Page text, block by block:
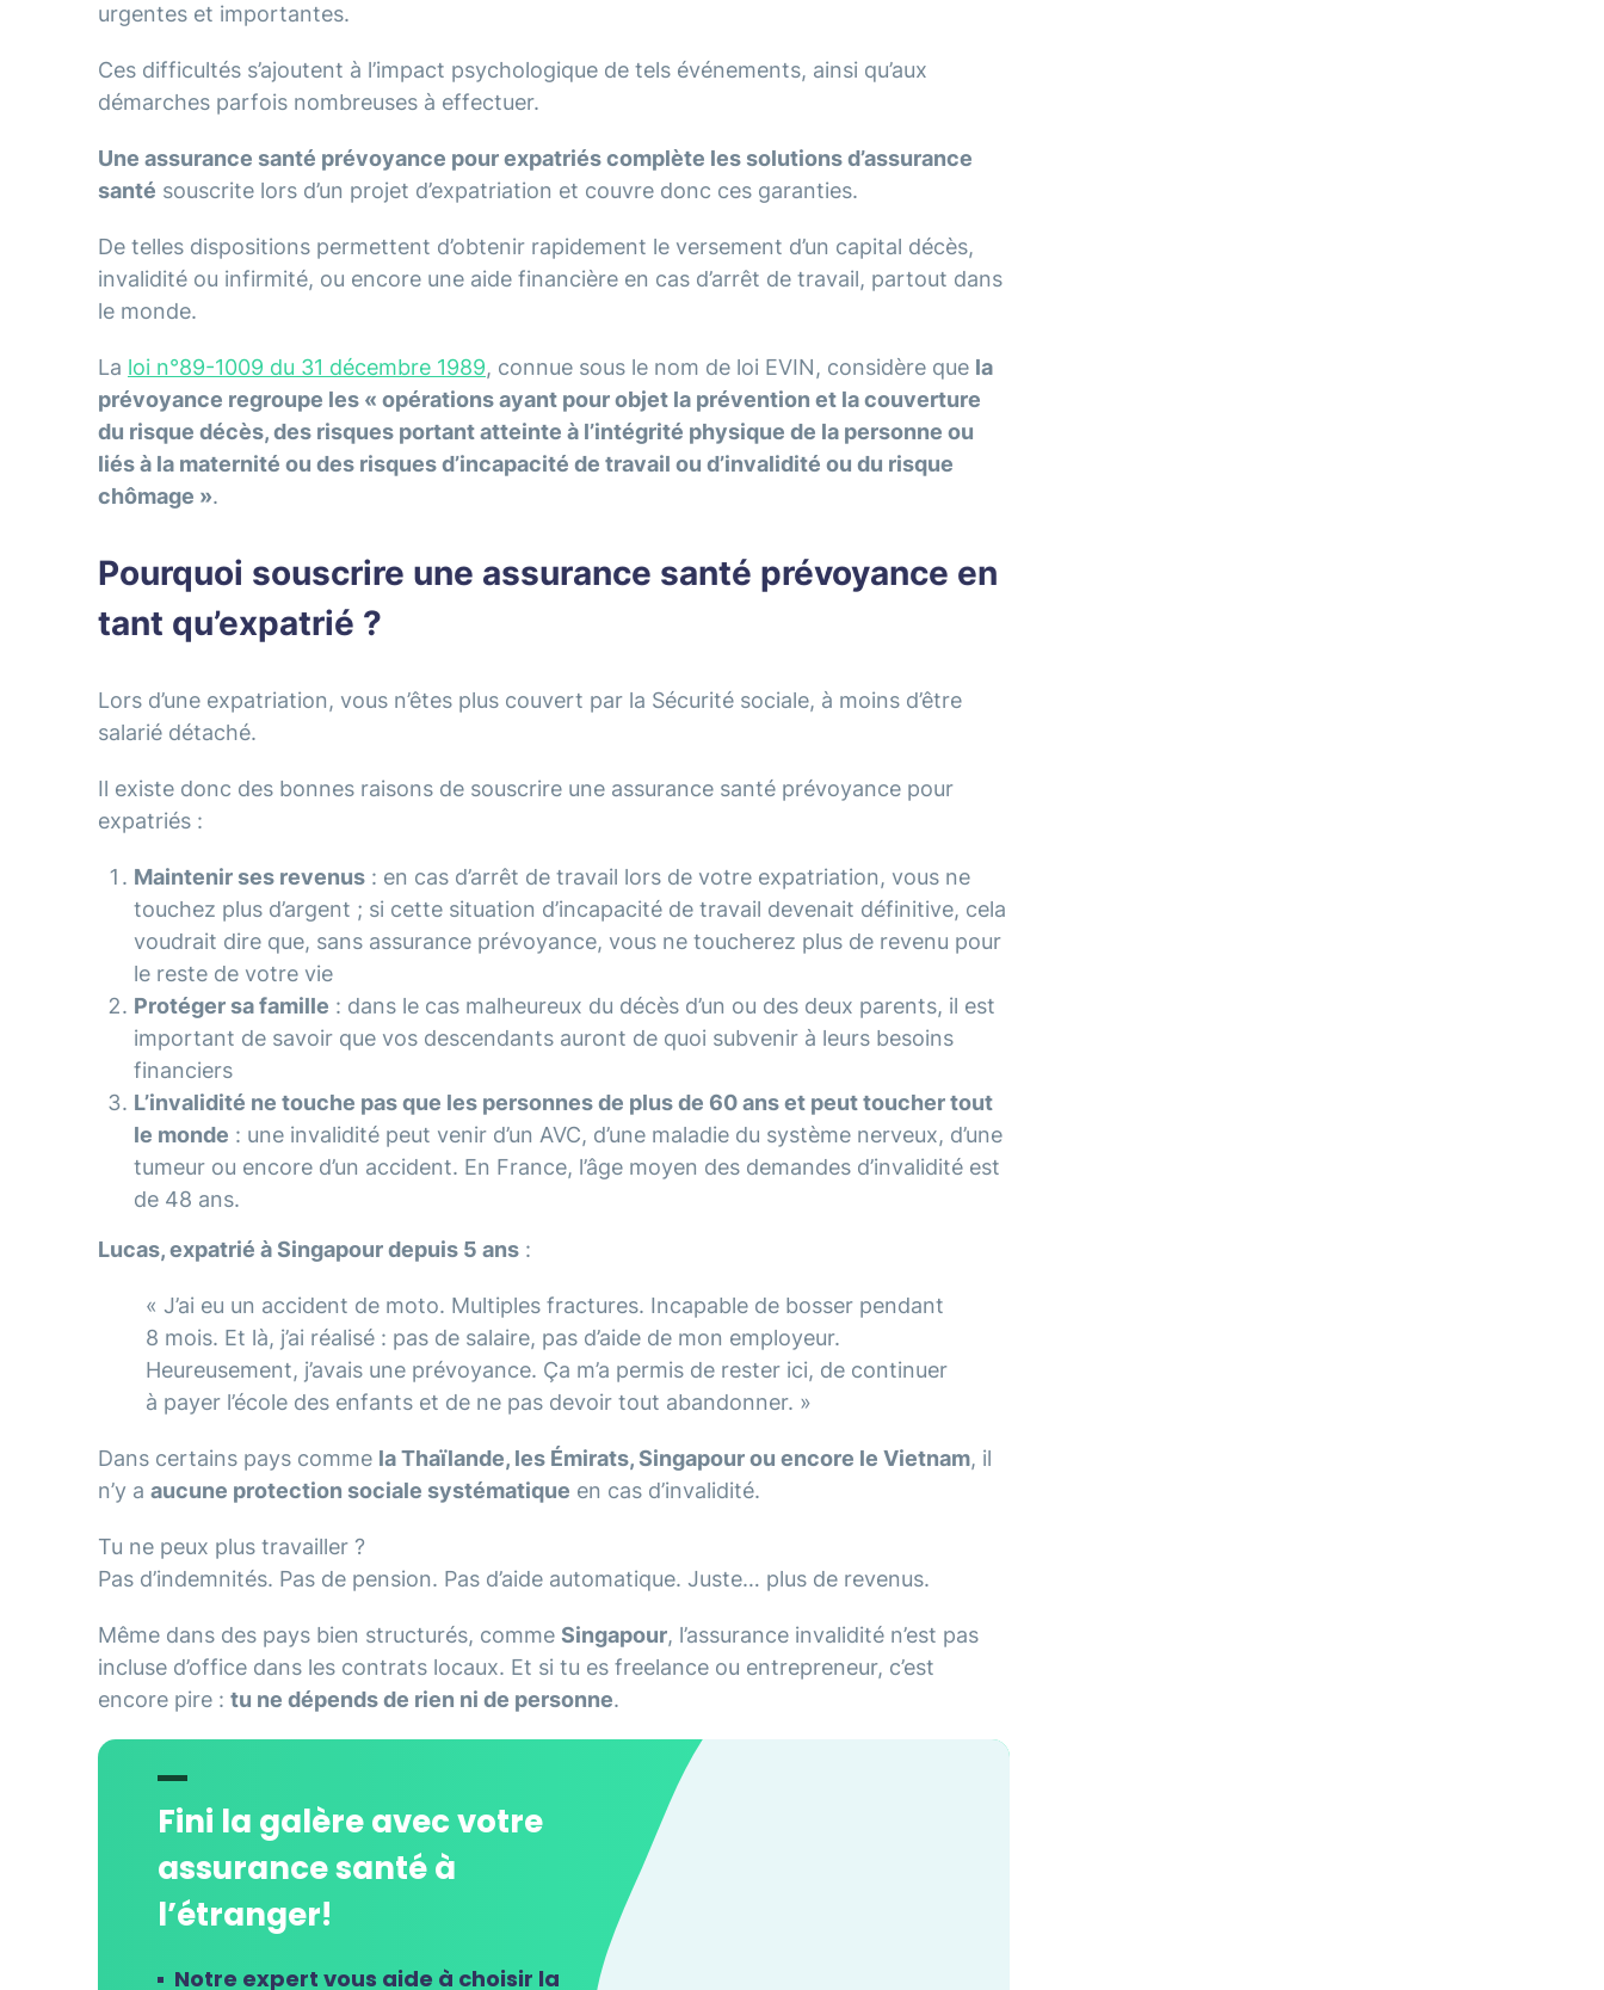
urgentes et importantes.
Ces difficultés s’ajoutent à l’impact psychologique de tels événements, ainsi qu’aux
démarches parfois nombreuses à effectuer.
Une assurance santé prévoyance pour expatriés complète les solutions d’assurance
santé souscrite lors d’un projet d’expatriation et couvre donc ces garanties.
De telles dispositions permettent d’obtenir rapidement le versement d’un capital décès,
invalidité ou infirmité, ou encore une aide financière en cas d’arrêt de travail, partout dans
le monde.
La loi n°89-1009 du 31 décembre 1989, connue sous le nom de loi EVIN, considère que la
prévoyance regroupe les « opérations ayant pour objet la prévention et la couverture
du risque décès, des risques portant atteinte à l’intégrité physique de la personne ou
liés à la maternité ou des risques d’incapacité de travail ou d’invalidité ou du risque
chômage ».
Pourquoi souscrire une assurance santé prévoyance en
tant qu’expatrié ?
Lors d’une expatriation, vous n’êtes plus couvert par la Sécurité sociale, à moins d’être
salarié détaché.
Il existe donc des bonnes raisons de souscrire une assurance santé prévoyance pour
expatriés :
Maintenir ses revenus : en cas d’arrêt de travail lors de votre expatriation, vous ne
touchez plus d’argent ; si cette situation d’incapacité de travail devenait définitive, cela
voudrait dire que, sans assurance prévoyance, vous ne toucherez plus de revenu pour
le reste de votre vie
Protéger sa famille : dans le cas malheureux du décès d’un ou des deux parents, il est
important de savoir que vos descendants auront de quoi subvenir à leurs besoins
financiers
L’invalidité ne touche pas que les personnes de plus de 60 ans et peut toucher tout
le monde : une invalidité peut venir d’un AVC, d’une maladie du système nerveux, d’une
tumeur ou encore d’un accident. En France, l’âge moyen des demandes d’invalidité est
de 48 ans.
Lucas, expatrié à Singapour depuis 5 ans :
« J’ai eu un accident de moto. Multiples fractures. Incapable de bosser pendant
8 mois. Et là, j’ai réalisé : pas de salaire, pas d’aide de mon employeur.
Heureusement, j’avais une prévoyance. Ça m’a permis de rester ici, de continuer
à payer l’école des enfants et de ne pas devoir tout abandonner. »
Dans certains pays comme la Thaïlande, les Émirats, Singapour ou encore le Vietnam, il
n’y a aucune protection sociale systématique en cas d’invalidité.
Tu ne peux plus travailler ?
Pas d’indemnités. Pas de pension. Pas d’aide automatique. Juste… plus de revenus.
Même dans des pays bien structurés, comme Singapour, l’assurance invalidité n’est pas
incluse d’office dans les contrats locaux. Et si tu es freelance ou entrepreneur, c’est
encore pire : tu ne dépends de rien ni de personne.
Fini la galère avec votre
assurance santé à
l’étranger!
Notre expert vous aide à choisir la